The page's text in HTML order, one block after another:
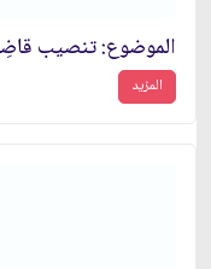
الموضوع: تنصيب
المزيد